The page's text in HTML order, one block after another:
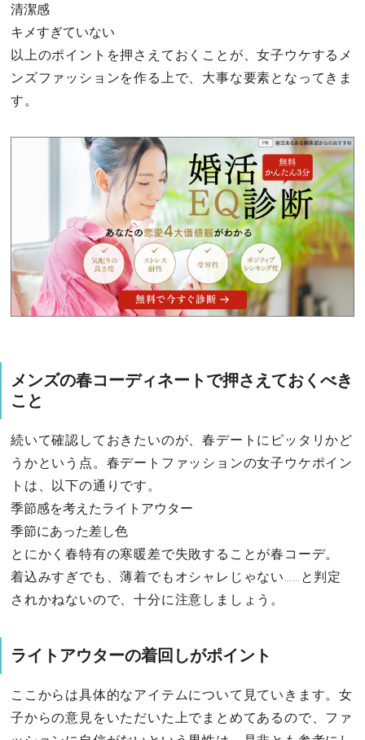
清潔感
キメすぎていない
以上のポイントを押さえておくことが、女子ウケするメ
ンズファッションを作る上で、大事な要素となってきま
す。
メンズの春コーディネートで押さえておくべき
こと
続いて確認しておきたいのが、春デートにピッタリかど
うかという点。春デートファッションの女子ウケポイン
トは、以下の通りです。
季節感を考えたライトアウター
季節にあった差し色
とにかく春特有の寒暖差で失敗することが春コーデ。
着込みすぎでも、薄着でもオシャレじゃない……と判定
されかねないので、十分に注意しましょう。
ライトアウターの着回しがポイント
ここからは具体的なアイテムについて見ていきます。女
子からの意見をいただいた上でまとめてあるので、ファ